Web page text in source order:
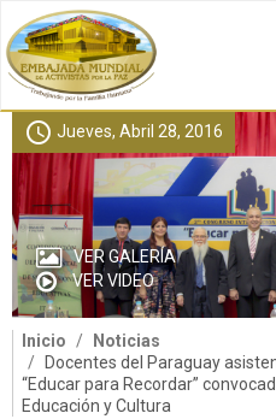
al
contenido
principal
schedule Jueves, Abril 28, 2016
VER GALERÍA
VER VIDEO
Inicio
Noticias
Docentes del Paraguay
“Educar para Recordar”
Educación y Cultura